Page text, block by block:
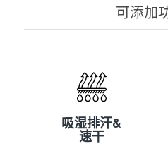
可添加
吸湿排汗&
速干
吸湿排汗&
速干